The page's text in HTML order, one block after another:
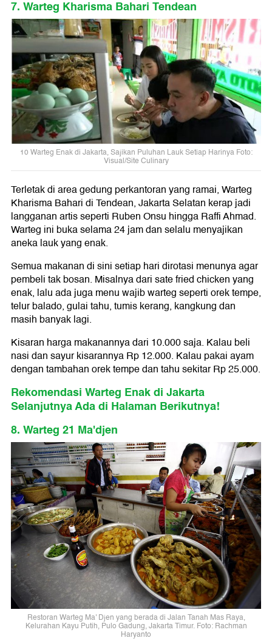
7. Warteg Kharisma Bahari Tendean
10 Warteg Enak di Jakarta, Sajikan Puluhan Lauk Setiap Harinya Foto:
Visual/Site Culinary
Terletak di area gedung perkantoran yang ramai, Warteg
Kharisma Bahari di Tendean, Jakarta Selatan kerap jadi
langganan artis seperti Ruben Onsu hingga Raffi Ahmad.
Warteg ini buka selama 24 jam dan selalu menyajikan
aneka lauk yang enak.
Semua makanan di sini setiap hari dirotasi menunya agar
pembeli tak bosan. Misalnya dari sate fried chicken yang
enak, lalu ada juga menu wajib warteg seperti orek tempe,
telur balado, gulai tahu, tumis kerang, kangkung dan
masih banyak lagi.
Kisaran harga makanannya dari 10.000 saja. Kalau beli
nasi dan sayur kisarannya Rp 12.000. Kalau pakai ayam
dengan tambahan orek tempe dan tahu sekitar Rp 25.000.
Rekomendasi Warteg Enak di Jakarta
Selanjutnya Ada di Halaman Berikutnya!
8. Warteg 21 Ma'djen
Restoran Warteg Ma' Djen yang berada di Jalan Tanah Mas Raya,
Kelurahan Kayu Putih, Pulo Gadung, Jakarta Timur. Foto: Rachman
Haryanto